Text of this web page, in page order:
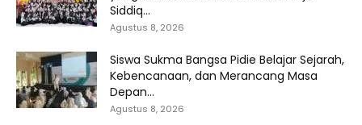
Siddiq...
Agustus 8, 2026
Siswa Sukma Bangsa Pidie Belajar Sejarah,
Kebencanaan, dan Merancang Masa
Depan...
Agustus 8, 2026